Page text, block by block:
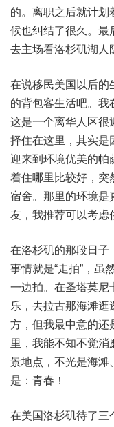
的。离职之后就计划
候也纠结了很久。最
去主场看洛杉矶湖人
在说移民美国以后的
的背包客生活吧。我
这是一个离华人区很
择住在这里，其实是
迎来到环境优美的帕
着住哪里比较好，突
宿舍。那里的环境是
友，我推荐可以考虑
在洛杉矶的那段日子
事情就是“走拍”，虽
一边拍。在圣塔莫尼
乐，去拉古那海滩
方，但我最中意的还
里，我能不知不觉消
景地点，不光是海滩
是：青春！
在美国洛杉矶待了三